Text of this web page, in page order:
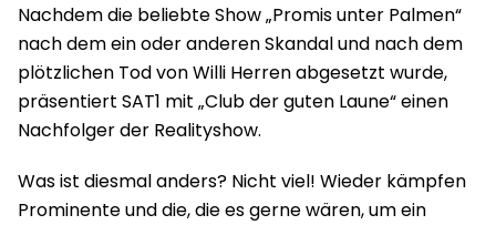
Nachdem die beliebte Show „Promis unter Palmen“
nach dem ein oder anderen Skandal und nach dem
plötzlichen Tod von Willi Herren abgesetzt wurde,
präsentiert SAT1 mit „Club der guten Laune“ einen
Nachfolger der Realityshow.
Was ist diesmal anders? Nicht viel! Wieder kämpfen
Prominente und die, die es gerne wären, um ein